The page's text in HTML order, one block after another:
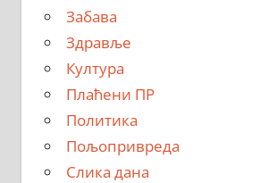
Забава
Здравље
Култура
Плаћени ПР
Политика
Пољопривреда
Слика дана